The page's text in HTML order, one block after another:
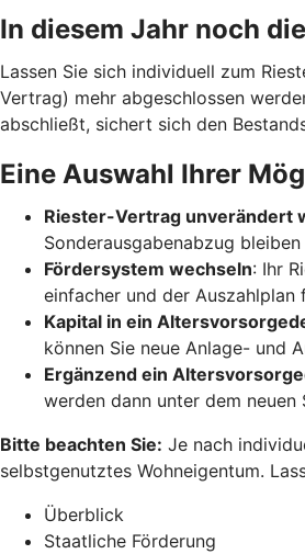
In diesem Jahr noch
Lassen Sie sich individuell zum
Vertrag) mehr abgeschlossen
abschließt, sichert sich den
Eine Auswahl Ihrer
Riester-Vertrag unverändert
Sonderausgabenabzug
Fördersystem wechseln: Ihr
einfacher und der Auszahlplan
Kapital in ein
können Sie neue Anlage- und
Ergänzend ein
werden dann unter dem
Bitte beachten Sie: Je nach
selbstgenutztes Wohneigentum.
Überblick
Staatliche Förderung